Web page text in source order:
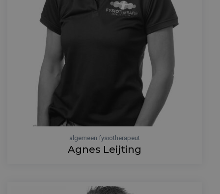
algemeen fysiotherapeut
Agnes Leijting